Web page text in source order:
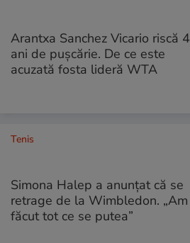
Arantxa Sanchez Vicario riscă 4
ani de pușcărie. De ce este
acuzată fosta lideră WTA
Tenis
Simona Halep a anunțat că se
retrage de la Wimbledon. „Am
făcut tot ce se putea”